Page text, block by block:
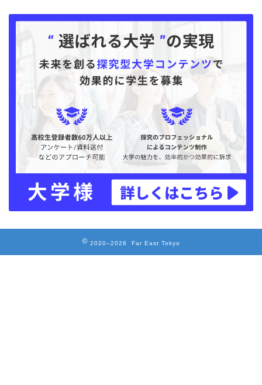
2020–2026 Far East Tokyo